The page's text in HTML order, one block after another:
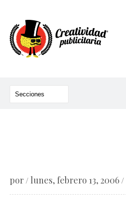
por /lunes, febrero 13, 2006 /